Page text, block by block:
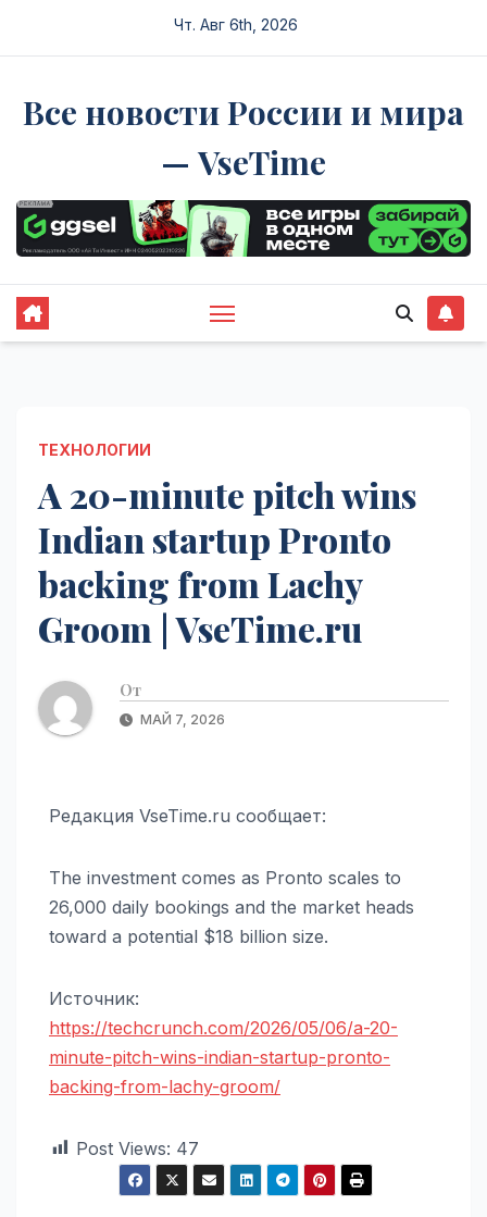
Чт. Авг 6th, 2026
Все новости России и мира
— VseTime
ТЕХНОЛОГИИ
A 20-minute pitch wins
Indian startup Pronto
backing from Lachy
Groom | VseTime.ru
От
МАЙ 7, 2026
Редакция VseTime.ru сообщает:
The investment comes as Pronto scales to
26,000 daily bookings and the market heads
toward a potential $18 billion size.
Источник:
https://techcrunch.com/2026/05/06/a-20-
minute-pitch-wins-indian-startup-pronto-
backing-from-lachy-groom/
Post Views: 47